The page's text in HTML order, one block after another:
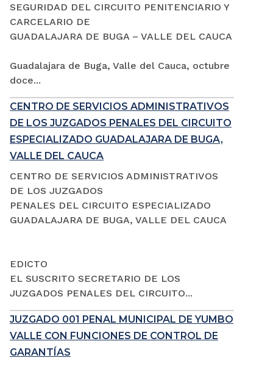
SEGURIDAD DEL CIRCUITO PENITENCIARIO Y
CARCELARIO DE
GUADALAJARA DE BUGA – VALLE DEL CAUCA
Guadalajara de Buga, Valle del Cauca, octubre
doce...
CENTRO DE SERVICIOS ADMINISTRATIVOS
DE LOS JUZGADOS PENALES DEL CIRCUITO
ESPECIALIZADO GUADALAJARA DE BUGA,
VALLE DEL CAUCA
CENTRO DE SERVICIOS ADMINISTRATIVOS
DE LOS JUZGADOS
PENALES DEL CIRCUITO ESPECIALIZADO
GUADALAJARA DE BUGA, VALLE DEL CAUCA
EDICTO
EL SUSCRITO SECRETARIO DE LOS
JUZGADOS PENALES DEL CIRCUITO...
JUZGADO 001 PENAL MUNICIPAL DE YUMBO
VALLE CON FUNCIONES DE CONTROL DE
GARANTÍAS